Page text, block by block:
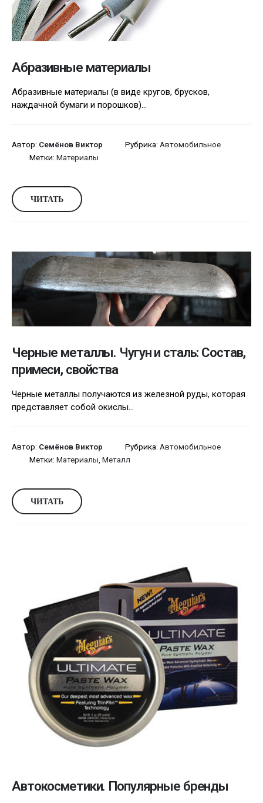
Абразивные материалы
Абразивные материалы (в виде кругов, брусков,
наждачной бумаги и порошков)...
Автор: Семёнов Виктор Рубрика: Автомобильное
Метки: Материалы
ЧИТАТЬ
Черные металлы. Чугун и сталь: Состав,
примеси, свойства
Черные металлы получаются из железной руды, которая
представляет собой окислы...
Автор: Семёнов Виктор Рубрика: Автомобильное
Метки: Материалы, Металл
ЧИТАТЬ
Автокосметики. Популярные бренды